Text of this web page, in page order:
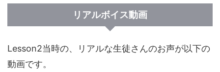
リアルボイス動画
Lesson2当時の、リアルな生徒さんのお声が以下の
動画です。